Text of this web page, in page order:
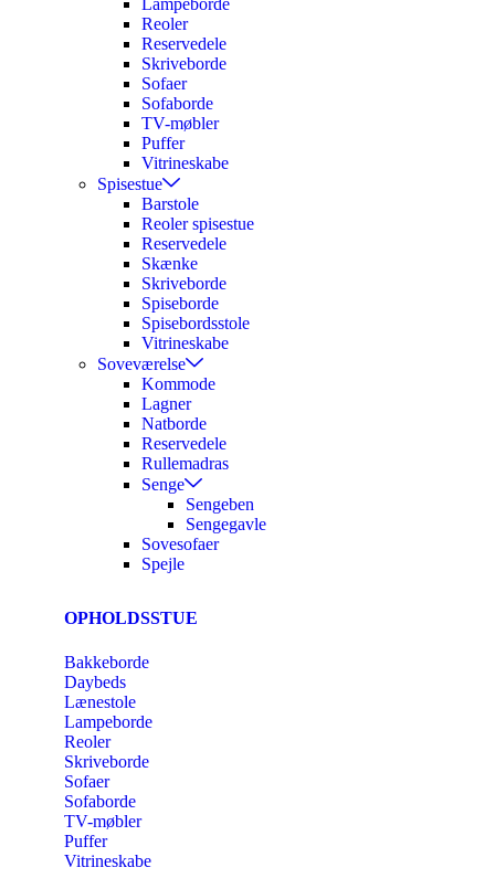
Lampeborde
Reoler
Reservedele
Skriveborde
Sofaer
Sofaborde
TV-møbler
Puffer
Vitrineskabe
Spisestue
Barstole
Reoler spisestue
Reservedele
Skænke
Skriveborde
Spiseborde
Spisebordsstole
Vitrineskabe
Soveværelse
Kommode
Lagner
Natborde
Reservedele
Rullemadras
Senge
Sengeben
Sengegavle
Sovesofaer
Spejle
OPHOLDSSTUE
Bakkeborde
Daybeds
Lænestole
Lampeborde
Reoler
Skriveborde
Sofaer
Sofaborde
TV-møbler
Puffer
Vitrineskabe